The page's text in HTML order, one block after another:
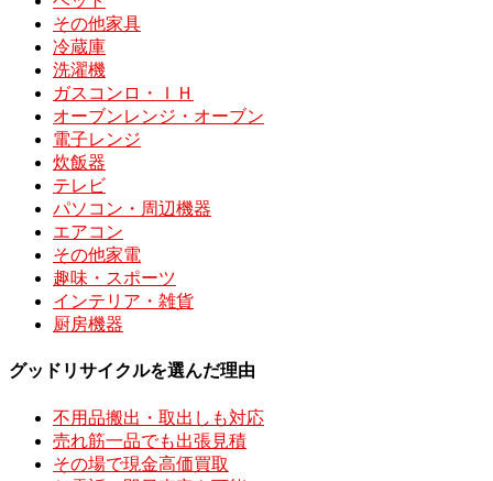
その他家具
冷蔵庫
洗濯機
ガスコンロ・ＩＨ
オーブンレンジ・オーブン
電子レンジ
炊飯器
テレビ
パソコン・周辺機器
エアコン
その他家電
趣味・スポーツ
インテリア・雑貨
厨房機器
グッドリサイクルを選んだ理由
不用品搬出・取出しも対応
売れ筋一品でも出張見積
その場で現金高価買取